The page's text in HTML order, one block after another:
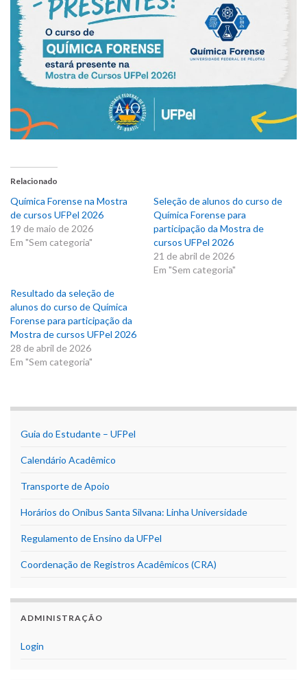
Relacionado
Química Forense na Mostra
de cursos UFPel 2026
19 de maio de 2026
Em "Sem categoria"
Seleção de alunos do curso de
Química Forense para
participação da Mostra de
cursos UFPel 2026
21 de abril de 2026
Em "Sem categoria"
Resultado da seleção de
alunos do curso de Química
Forense para participação da
Mostra de cursos UFPel 2026
28 de abril de 2026
Em "Sem categoria"
Guia do Estudante – UFPel
Calendário Acadêmico
Transporte de Apoio
Horários do Onibus Santa Silvana: Linha Universidade
Regulamento de Ensino da UFPel
Coordenação de Registros Acadêmicos (CRA)
ADMINISTRAÇÃO
Login